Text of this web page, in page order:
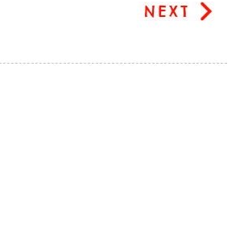
NEXT